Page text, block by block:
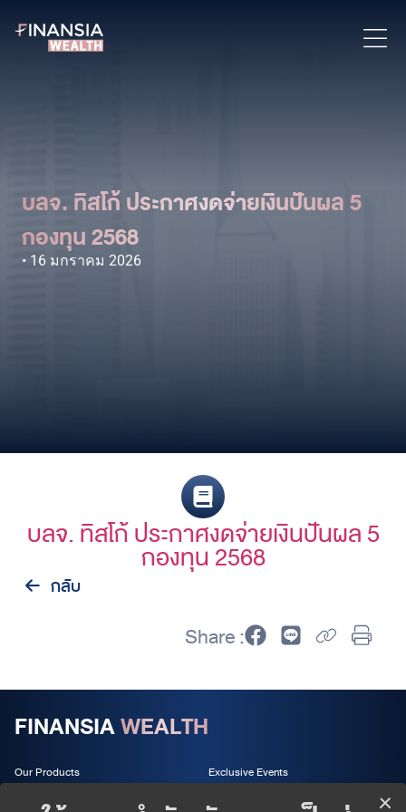
บลจ. ทิสโก้ ประกาศงดจ่ายเงินปันผล 5
กองทุน 2568
16 มกราคม 2026
บลจ. ทิสโก้ ประกาศงดจ่ายเงินปันผล 5
กองทุน 2568
กลับ
Share :
FINANSIAWEALTH
Our Products Exclusive Events
Wealth Services About us